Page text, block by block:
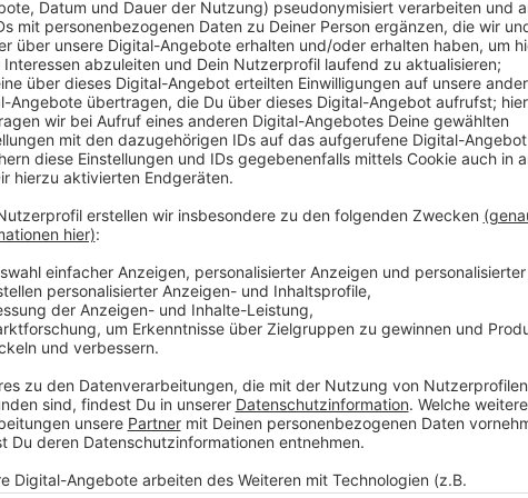
Intelligenz
Anzeige
Unser Morningshow Praktikant Mike gibts zu: Er hat
Hilfe einer KI erstellt. Was die KI noch so kann
Anzeige
Intelligenz